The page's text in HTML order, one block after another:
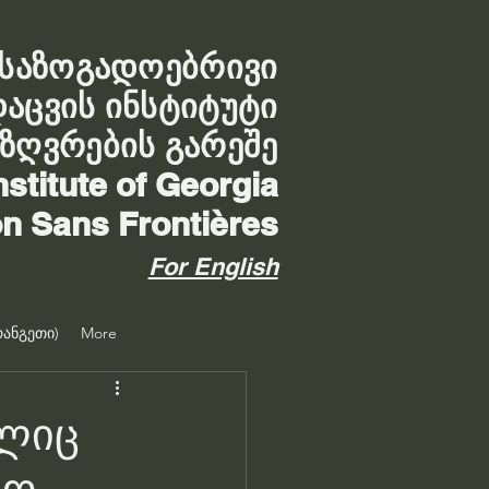
ინსტიტუტი
გარეშე
of Georgia
Sans Frontières
For English
More